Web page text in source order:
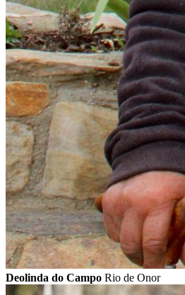
Deolinda do Campo Rio de Onor